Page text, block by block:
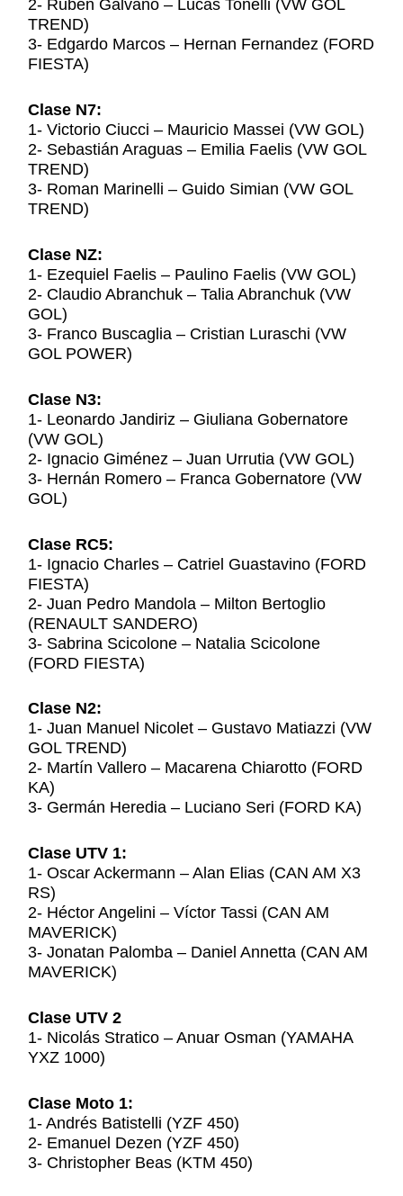
2- Rubén Galvano – Lucas Tonelli (VW GOL
TREND)
3- Edgardo Marcos – Hernan Fernandez (FORD
FIESTA)
Clase N7:
1- Victorio Ciucci – Mauricio Massei (VW GOL)
2- Sebastián Araguas – Emilia Faelis (VW GOL
TREND)
3- Roman Marinelli – Guido Simian (VW GOL
TREND)
Clase NZ:
1- Ezequiel Faelis – Paulino Faelis (VW GOL)
2- Claudio Abranchuk – Talia Abranchuk (VW
GOL)
3- Franco Buscaglia – Cristian Luraschi (VW
GOL POWER)
Clase N3:
1- Leonardo Jandiriz – Giuliana Gobernatore
(VW GOL)
2- Ignacio Giménez – Juan Urrutia (VW GOL)
3- Hernán Romero – Franca Gobernatore (VW
GOL)
Clase RC5:
1- Ignacio Charles – Catriel Guastavino (FORD
FIESTA)
2- Juan Pedro Mandola – Milton Bertoglio
(RENAULT SANDERO)
3- Sabrina Scicolone – Natalia Scicolone
(FORD FIESTA)
Clase N2:
1- Juan Manuel Nicolet – Gustavo Matiazzi (VW
GOL TREND)
2- Martín Vallero – Macarena Chiarotto (FORD
KA)
3- Germán Heredia – Luciano Seri (FORD KA)
Clase UTV 1:
1- Oscar Ackermann – Alan Elias (CAN AM X3
RS)
2- Héctor Angelini – Víctor Tassi (CAN AM
MAVERICK)
3- Jonatan Palomba – Daniel Annetta (CAN AM
MAVERICK)
Clase UTV 2
1- Nicolás Stratico – Anuar Osman (YAMAHA
YXZ 1000)
Clase Moto 1:
1- Andrés Batistelli (YZF 450)
2- Emanuel Dezen (YZF 450)
3- Christopher Beas (KTM 450)